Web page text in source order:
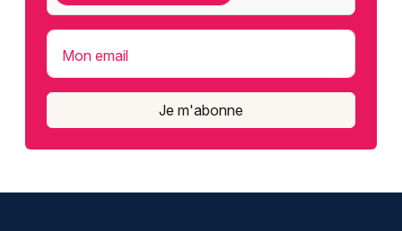
Mon email
Je m'abonne